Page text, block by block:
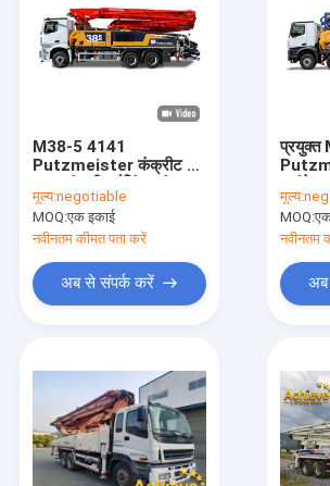
M38-5 4141
Putzmeister कंक्रीट पंप
365 डिग्री का इस्तेमाल किया
मूल्य:negotiable
MOQ:एक इकाई
नवीनतम कीमत पता करें
अब से संपर्क करें
प्रयुक्त
लाइन
मूल्य:
MOQ:
नवीनतम
अब